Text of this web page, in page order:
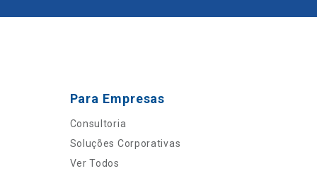
Para Empresas
Consultoria
Soluções Corporativas
Ver Todos